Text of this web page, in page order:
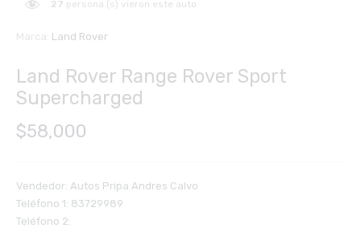
27 persona (s) vieron este auto
Marca: Land Rover
Land Rover Range Rover Sport
Supercharged
$58,000
Vendedor: Autos Pripa Andres Calvo
Teléfono 1: 83729989
Teléfono 2: